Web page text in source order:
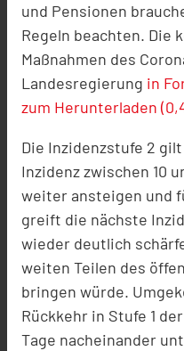
und Pensionen
Regeln beachten. Die
Maßnahmen des
Landesregierung in
zum Herunterladen
Die Inzidenzstufe 2
Inzidenz zwischen 10
weiter ansteigen und
greift die nächste
wieder deutlich
weiten Teilen des
bringen würde.
Rückkehr in Stufe 1
Tage nacheinander